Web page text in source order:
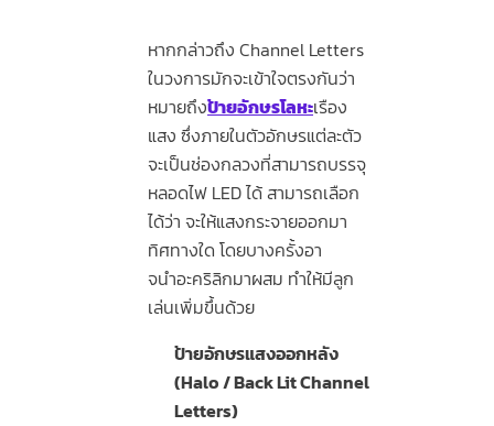
หากกล่าวถึง Channel Letters
ในวงการมักจะเข้าใจตรงกันว่า
หมายถึงป้ายอักษรโลหะเรือง
แสง ซึ่งภายในตัวอักษรแต่ละตัว
จะเป็นช่องกลวงที่สามารถบรรจุ
หลอดไฟ LED ได้ สามารถเลือก
ได้ว่า จะให้แสงกระจายออกมา
ทิศทางใด โดยบางครั้งอา
จนำอะคริลิกมาผสม ทำให้มีลูก
เล่นเพิ่มขึ้นด้วย
ป้ายอักษรแสงออกหลัง
(Halo / Back Lit Channel
Letters)